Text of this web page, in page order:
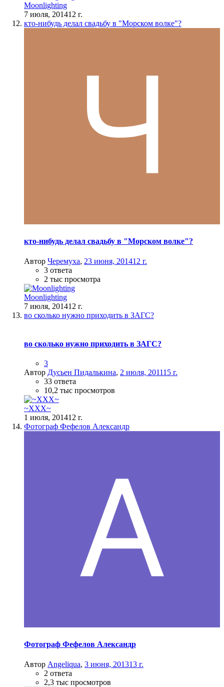
Moonlighting
7 июля, 201412 г.
кто-нибудь делал свадьбу в "Морском волке"?
кто-нибудь делал свадьбу в "Морском волке"?
Автор Черемуха, 23 июня, 201412 г.
3 ответа
2 тыс просмотра
Moonlighting
7 июля, 201412 г.
во сколько нужно приходить в ЗАГС?
во сколько нужно приходить в ЗАГС?
3
Автор Дусьен Пидалькина, 2 июля, 201115 г.
33 ответа
10,2 тыс просмотров
~XXX~
1 июля, 201412 г.
Фотограф Фефелов Александр
Фотограф Фефелов Александр
Автор Angeliqua, 3 июня, 201313 г.
2 ответа
2,3 тыс просмотров